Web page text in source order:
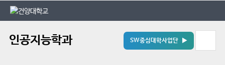
본문 바로가기
대메뉴 바로가기
인공지능학과 SW중심대학사업단 ▶